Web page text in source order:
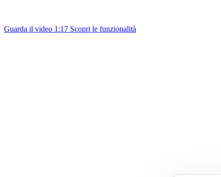
Guarda il video 1:17 Scopri le funzionalità